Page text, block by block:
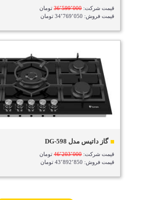
قیمت شرکت:36٬599٬000تومان
قیمت فروش: 34٬769٬050 تومان
گاز داتیس مدل DG-598
قیمت شرکت:46٬203٬000تومان
قیمت فروش: 43٬892٬850 تومان